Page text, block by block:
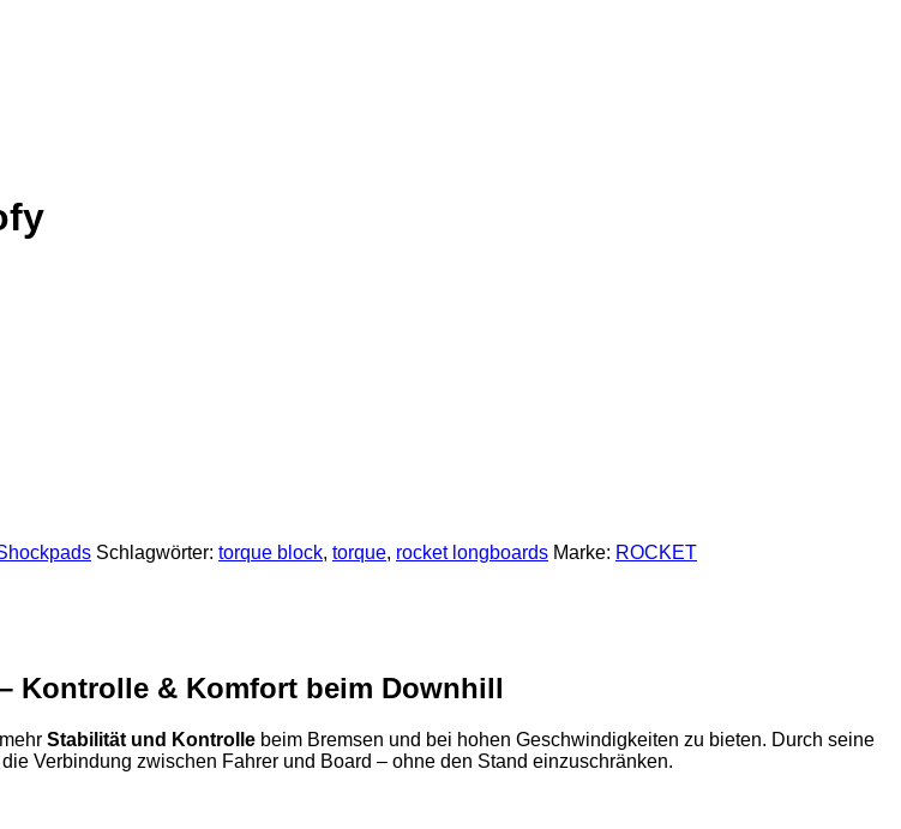
Schlagwörter: torque block, torque, rocket longboards Marke: ROCKET
Kontrolle & Komfort beim Downhill
Stabilität und Kontrolle beim Bremsen und bei hohen Geschwindigkeiten zu bieten. Durch seine
Verbindung zwischen Fahrer und Board – ohne den Stand einzuschränken.